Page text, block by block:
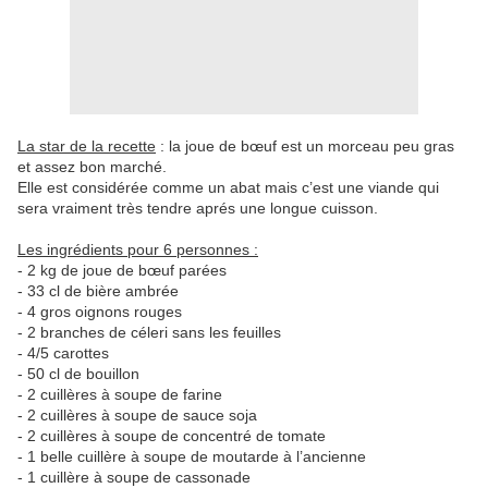
La star de la recette : la joue de bœuf est un morceau peu gras
et assez bon marché.
Elle est considérée comme un abat mais c’est une viande qui
sera vraiment très tendre aprés une longue cuisson.
Les ingrédients pour 6 personnes :
- 2 kg de joue de bœuf parées
- 33 cl de bière ambrée
- 4 gros oignons rouges
- 2 branches de céleri sans les feuilles
- 4/5 carottes
- 50 cl de bouillon
- 2 cuillères à soupe de farine
- 2 cuillères à soupe de sauce soja
- 2 cuillères à soupe de concentré de tomate
- 1 belle cuillère à soupe de moutarde à l’ancienne
- 1 cuillère à soupe de cassonade